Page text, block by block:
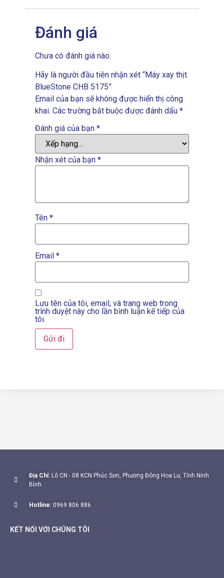
Đánh giá
Chưa có đánh giá nào.
Hãy là người đầu tiên nhận xét “Máy xay thịt
BlueStone CHB 5175”
Email của bạn sẽ không được hiển thị công
khai. Các trường bắt buộc được đánh dấu *
Đánh giá của bạn *
Nhận xét của bạn *
Tên *
Email *
Lưu tên của tôi, email, và trang web trong
trình duyệt này cho lần bình luận kế tiếp của
tôi.
Địa Chỉ: Lô CN - 08 KCN Phúc Sơn, Phường Đông Hoa Lư, Tỉnh Ninh
Bình
Hotline: 0969 806 886
KẾT NỐI VỚI CHÚNG TÔI